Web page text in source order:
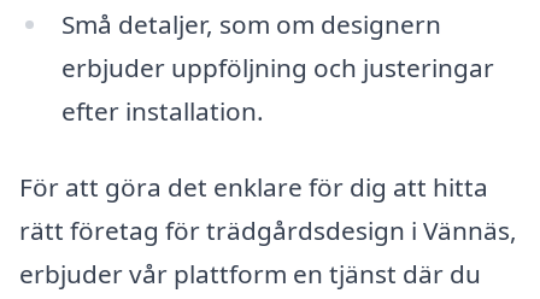
Små detaljer, som om designern
erbjuder uppföljning och justeringar
efter installation.
För att göra det enklare för dig att hitta
rätt företag för trädgårdsdesign i Vännäs,
erbjuder vår plattform en tjänst där du